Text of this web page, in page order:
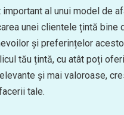
important al unui model de
unei clientele țintă bine
și preferințelor
tău țintă, cu atât poți
și mai valoroase,
tale.